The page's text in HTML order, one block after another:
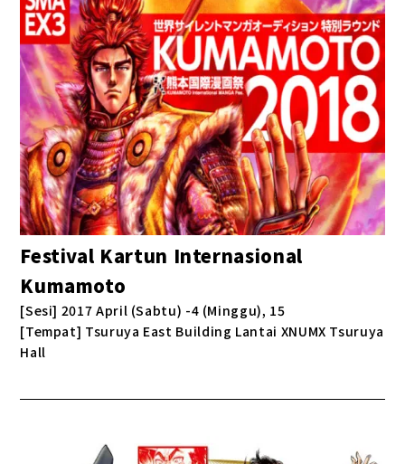
Festival Kartun Internasional
Kumamoto
[Sesi] 2017 April (Sabtu) -4 (Minggu), 15
[Tempat] Tsuruya East Building Lantai XNUMX Tsuruya
Hall